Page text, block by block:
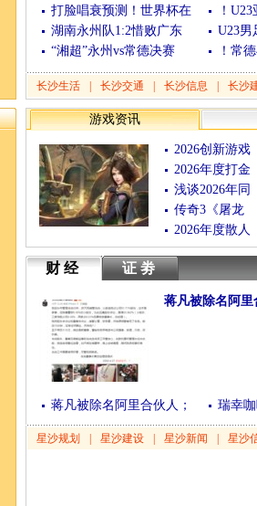
打脸唱衰预测！世界杯在
湖南永州队1:2惜败广东
“湘超”永州vs常德决赛
！
U23男
！常
长沙生活 长沙交通 长沙信息 长沙
游戏资讯
2026创新游戏
2026年度打金
浅谈2026年同
传奇3《屠龙
2026年度散人
财经 证劵
蒋凡被除名阿里
蒋凡被除名阿里合伙人； 瑞幸
星沙规划 星沙建设 星沙新闻 星沙